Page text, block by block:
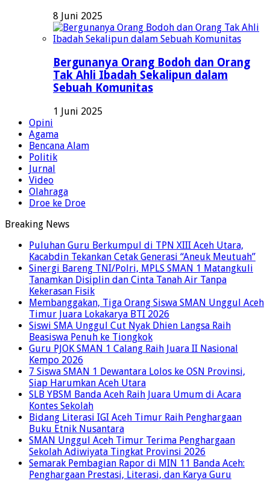
8 Juni 2025
Bergunanya Orang Bodoh dan Orang
Tak Ahli Ibadah Sekalipun dalam
Sebuah Komunitas
1 Juni 2025
Opini
Agama
Bencana Alam
Politik
Jurnal
Video
Olahraga
Droe ke Droe
Breaking News
Puluhan Guru Berkumpul di TPN XIII Aceh Utara,
Kacabdin Tekankan Cetak Generasi “Aneuk Meutuah”
Sinergi Bareng TNI/Polri, MPLS SMAN 1 Matangkuli
Tanamkan Disiplin dan Cinta Tanah Air Tanpa
Kekerasan Fisik
Membanggakan, Tiga Orang Siswa SMAN Unggul Aceh
Timur Juara Lokakarya BTI 2026
Siswi SMA Unggul Cut Nyak Dhien Langsa Raih
Beasiswa Penuh ke Tiongkok
Guru PJOK SMAN 1 Calang Raih Juara II Nasional
Kempo 2026
7 Siswa SMAN 1 Dewantara Lolos ke OSN Provinsi,
Siap Harumkan Aceh Utara
SLB YBSM Banda Aceh Raih Juara Umum di Acara
Kontes Sekolah
Bidang Literasi IGI Aceh Timur Raih Penghargaan
Buku Etnik Nusantara
SMAN Unggul Aceh Timur Terima Penghargaan
Sekolah Adiwiyata Tingkat Provinsi 2026
Semarak Pembagian Rapor di MIN 11 Banda Aceh:
Penghargaan Prestasi, Literasi, dan Karya Guru